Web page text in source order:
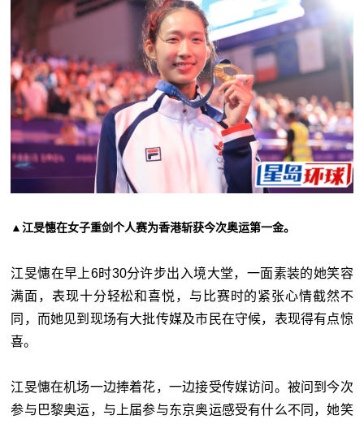
▲江旻憓在女子重剑个人赛为香港斩获今次奥运第一金。
江旻憓在早上6时30分许步出入境大堂，一面素装的她笑容
满面，表现十分轻松和喜悦，与比赛时的紧张心情截然不
同，而她见到现场有大批传媒及市民在守候，表现得有点惊
喜。
江旻憓在机场一边捧着花，一边接受传媒访问。被问到今次
参与巴黎奥运，与上届参与东京奥运感受有什么不同，她笑